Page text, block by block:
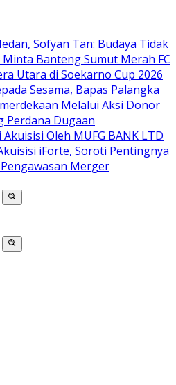
Sofyan Tan: Budaya Tidak
Banteng Sumut Merah FC
Utara di Soekarno Cup 2026
Sesama, Bapas Palangka
Melalui Aksi Donor
Perdana Dugaan
Oleh MUFG BANK LTD
iForte, Soroti Pentingnya
Merger